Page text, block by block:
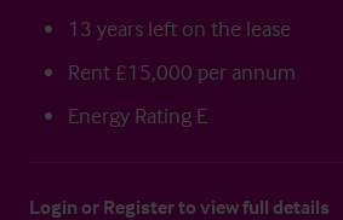
13 years left on the lease
Rent £15,000 per annum
Energy Rating E
Login or Registerto view full details